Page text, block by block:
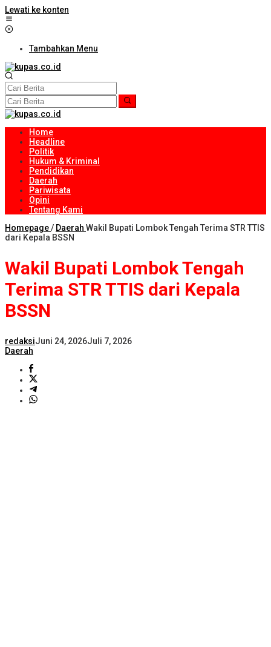
Lewati ke konten
Tambahkan Menu
Home
Headline
Politik
Hukum & Kriminal
Pendidikan
Daerah
Pariwisata
Opini
Tentang Kami
Homepage/ Daerah Wakil Bupati Lombok Tengah Terima STR TTIS
dari Kepala BSSN
Wakil Bupati Lombok Tengah
Terima STR TTIS dari Kepala
BSSN
redaksiJuni 24, 2026Juli 7, 2026
Daerah